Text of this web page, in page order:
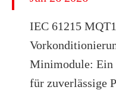
IEC 61215
Minimodule: Ein
für zuverlässige